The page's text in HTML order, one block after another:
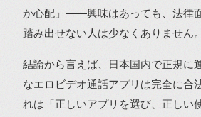
か心配」――興味はあっても、法律
踏み出せない人は少なくありません。
結論から言えば、日本国内で正規に
なエロビデオ通話アプリは完全に合
れは「正しいアプリを選び、正しい